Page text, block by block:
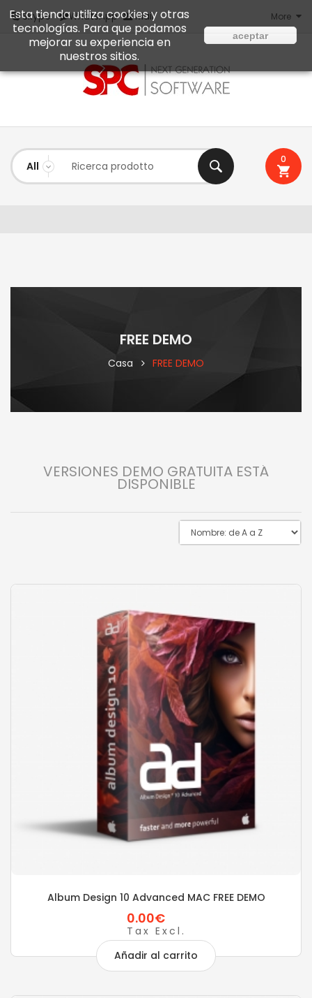
Skype WhatsApp Mail More
0
FREE DEMO
Casa FREE DEMO
VERSIONES DEMO GRATUITA ESTÁ
DISPONIBLE
Album Design 10 Advanced MAC FREE DEMO
0.00€
Tax Excl.
Añadir al carrito
Esta tienda utiliza cookies y otras
tecnologías. Para que podamos
mejorar su experiencia en
nuestros sitios.
aceptar